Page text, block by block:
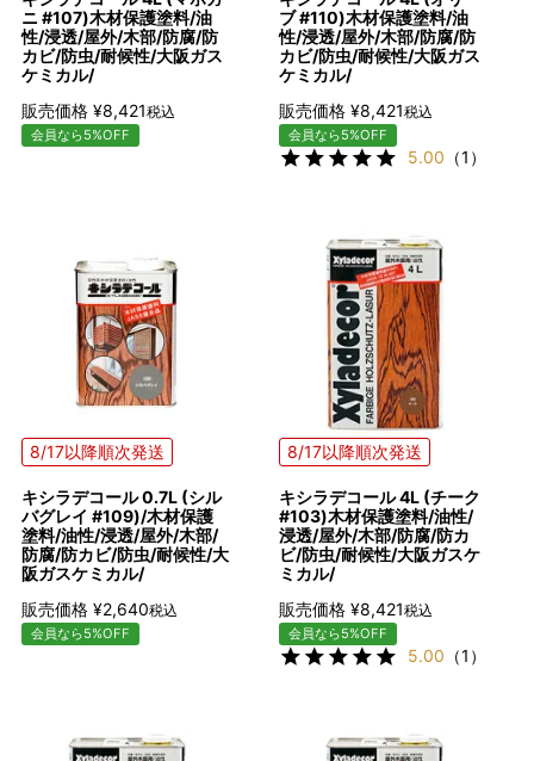
ニ #107)木材保護塗料/油
性/浸透/屋外/木部/防腐/防
カビ/防虫/耐候性/大阪ガス
ケミカル/
販売価格 ¥8,421税込
会員なら5%OFF
ブ #110)木材保護塗料/油
性/浸透/屋外/木部/防腐/防
カビ/防虫/耐候性/大阪ガス
ケミカル/
販売価格 ¥8,421税込
会員なら5%OFF
5.00 （1）
8/17以降順次発送
キシラデコール 0.7L (シル
バグレイ #109)/木材保護
塗料/油性/浸透/屋外/木部/
防腐/防カビ/防虫/耐候性/大
阪ガスケミカル/
販売価格 ¥2,640税込
会員なら5%OFF
8/17以降順次発送
キシラデコール 4L (チーク
#103)木材保護塗料/油性/
浸透/屋外/木部/防腐/防カ
ビ/防虫/耐候性/大阪ガスケ
ミカル/
販売価格 ¥8,421税込
会員なら5%OFF
5.00 （1）